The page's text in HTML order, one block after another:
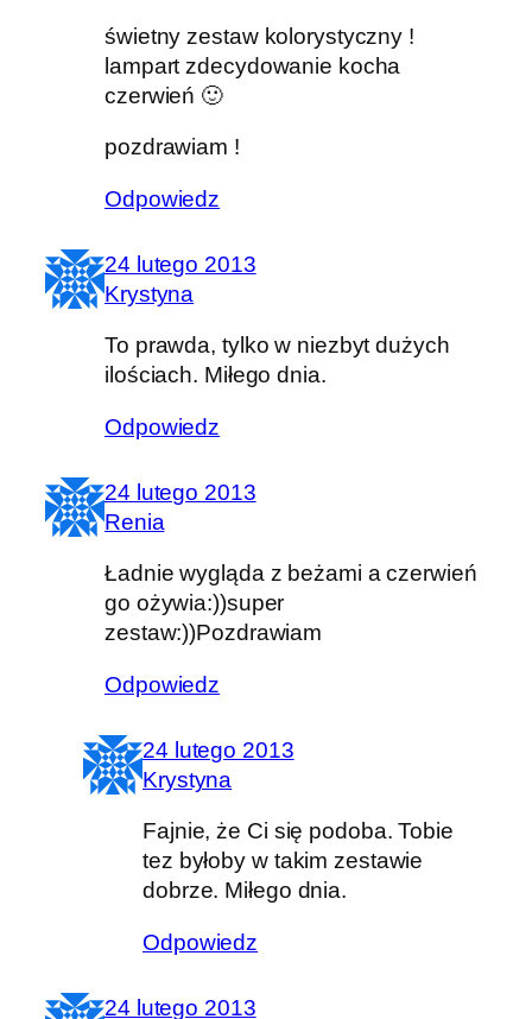
świetny zestaw kolorystyczny !
lampart zdecydowanie kocha
czerwień 🙂
pozdrawiam !
Odpowiedz
24 lutego 2013
Krystyna
To prawda, tylko w niezbyt dużych
ilościach. Miłego dnia.
Odpowiedz
24 lutego 2013
Renia
Ładnie wygląda z beżami a czerwień
go ożywia:))super
zestaw:))Pozdrawiam
Odpowiedz
24 lutego 2013
Krystyna
Fajnie, że Ci się podoba. Tobie
tez byłoby w takim zestawie
dobrze. Miłego dnia.
Odpowiedz
24 lutego 2013